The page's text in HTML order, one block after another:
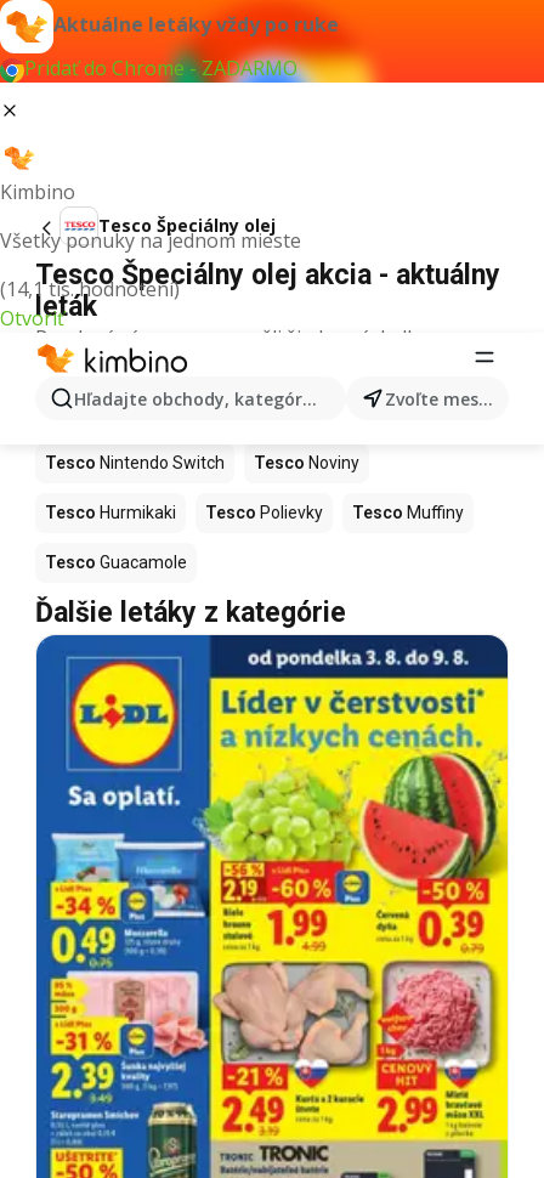
Aktuálne letáky vždy po ruke
Pridať do Chrome - ZADARMO
Kimbino
Všetky ponuky na jednom mieste
(14,1 tis. hodnotení)
Otvoriť
Hľadajte obchody, kategórie, produkty... Zvoľte mesto
Tesco Špeciálny olej
Tesco Špeciálny olej akcia - aktuálny
leták
Pre daný výraz sme nenašli žiadne výsledky.
Ďalšie produkty v obchodoch Tesco
Tesco Kapor Tesco Ashwagandha
Tesco Nintendo Switch Tesco Noviny
Tesco Hurmikaki Tesco Polievky Tesco Muffiny
Tesco Guacamole
Ďalšie letáky z kategórie